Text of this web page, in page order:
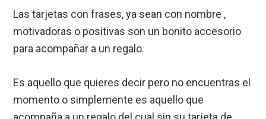
Las tarjetas con frases, ya sean con nombre ,
motivadoras o positivas son un bonito accesorio
para acompañar a un regalo.
Es aquello que quieres decir pero no encuentras el
momento o simplemente es aquello que